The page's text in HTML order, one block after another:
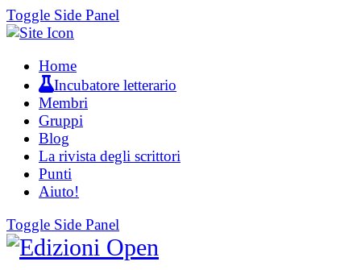
Toggle Side Panel
Home
Incubatore letterario
Membri
Gruppi
Blog
La rivista degli scrittori
Punti
Aiuto!
Toggle Side Panel